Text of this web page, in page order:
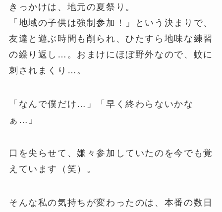
きっかけは、地元の夏祭り。
「地域の子供は強制参加！」という決まりで、
友達と遊ぶ時間も削られ、ひたすら地味な練習
の繰り返し…。おまけにほぼ野外なので、蚊に
刺されまくり…。
「なんで僕だけ…」「早く終わらないかな
ぁ…」
口を尖らせて、嫌々参加していたのを今でも覚
えています（笑）。
そんな私の気持ちが変わったのは、本番の数日